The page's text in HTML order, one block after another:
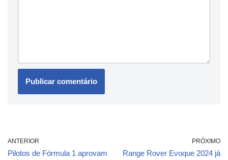
ANTERIOR
Pilotos de Fórmula 1 aprovam
PRÓXIMO
Range Rover Evoque 2024 já